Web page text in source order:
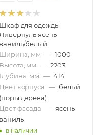
Шкаф для одежды
Ливерпуль ясень
ваниль/белый
Ширина, мм — 1000
Высота, мм — 2203
Глубина, мм — 414
Цвет корпуса — белый
(поры дерева)
Цвет фасада — ясень
ваниль
в наличии